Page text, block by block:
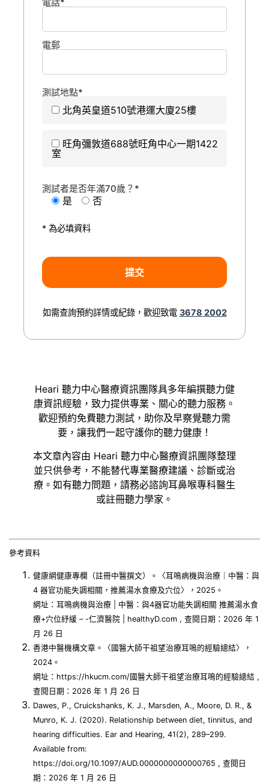
電郵
測試地點*
北角英皇道510號港運大廈25樓
旺角彌敦道688號旺角中心一期1422
室
測試者是否年滿70歲？*
是 否
* 為必填資料
如需查詢預約詳情或紀錄，歡迎致電 3678 2002
Heari 聽力中心醫療資訊團隊具多年編撰聽力健
康資訊經驗，致力提供專業、關心的聽力服務。
歡迎預約免費聽力測試，助你及早察覺聽力需
要，讓我們一起守護你的聽力健康！
本文章內容由 Heari 聽力中心醫療資訊團隊整理
並只供參考，不能替代專業醫療建議、診斷或治
療。如有聽力問題，請務必諮詢耳鼻喉專科醫生
或註冊聽力學家。
參考資料
健康網健康專欄（註冊中醫撰文）。〈耳鳴病機與治療｜中醫：與
4 器官功能失調相關，推薦湯水食療及穴位〉，2025。
網址：耳鳴病機與治療 | 中醫：與4器官功能失調相關 推薦湯水食
療+穴位紓緩 – -仁濟醫院 | healthyD.com , 查閱日期：2026 年 1
月 26 日
香港中醫機構文章。〈國醫大師干祖望治療耳鳴的經驗總結〉，
2024。
網址：https://hkucm.com/國醫大師干祖望治療耳鳴的經驗總結 ,
查閱日期：2026 年 1 月 26 日
Dawes, P., Cruickshanks, K. J., Marsden, A., Moore, D. R., &
Munro, K. J. (2020). Relationship between diet, tinnitus, and
hearing difficulties. Ear and Hearing, 41(2), 289–299.
Available from:
https://doi.org/10.1097/AUD.0000000000000765 , 查閱日
期：2026 年 1 月 26 日